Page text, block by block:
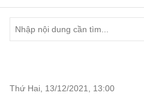
Thứ Hai, 13/12/2021 13:00